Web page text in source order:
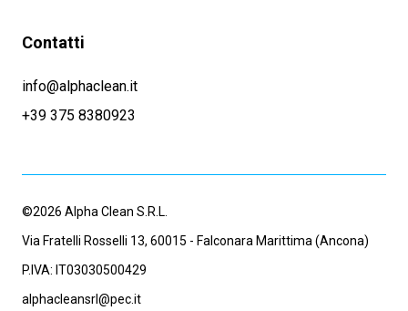
Contatti
info@alphaclean.it
+39 375 8380923
©2026 Alpha Clean S.R.L.
Via Fratelli Rosselli 13, 60015 - Falconara Marittima (Ancona)
P.IVA: IT03030500429
alphacleansrl@pec.it